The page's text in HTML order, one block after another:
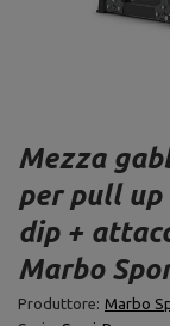
Mezza
per pull up
dip +
Marbo
Produttore: Marbo